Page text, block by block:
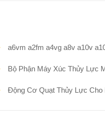
a6vm a2fm a4vg a8v a10v a10vo a11v Bộ Phận Máy Xúc Thủy Lực
Bộ Phận Máy Xúc Thủy Lực M5X180 4419718
Động Cơ Quạt Thủy Lực Cho Máy Đào pc3000-6 Komatsu Phần